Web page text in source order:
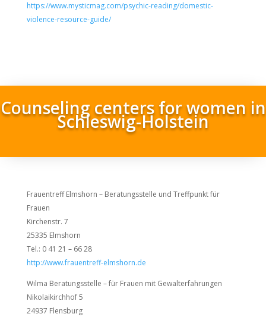
https://www.mysticmag.com/psychic-reading/domestic-
violence-resource-guide/
Counseling centers for women in
Schleswig-Holstein
Frauentreff Elmshorn – Beratungsstelle und Treffpunkt für
Frauen
Kirchenstr. 7
25335 Elmshorn
Tel.: 0 41 21 – 66 28
http://www.frauentreff-elmshorn.de
Wilma Beratungsstelle – für Frauen mit Gewalterfahrungen
Nikolaikirchhof 5
24937 Flensburg